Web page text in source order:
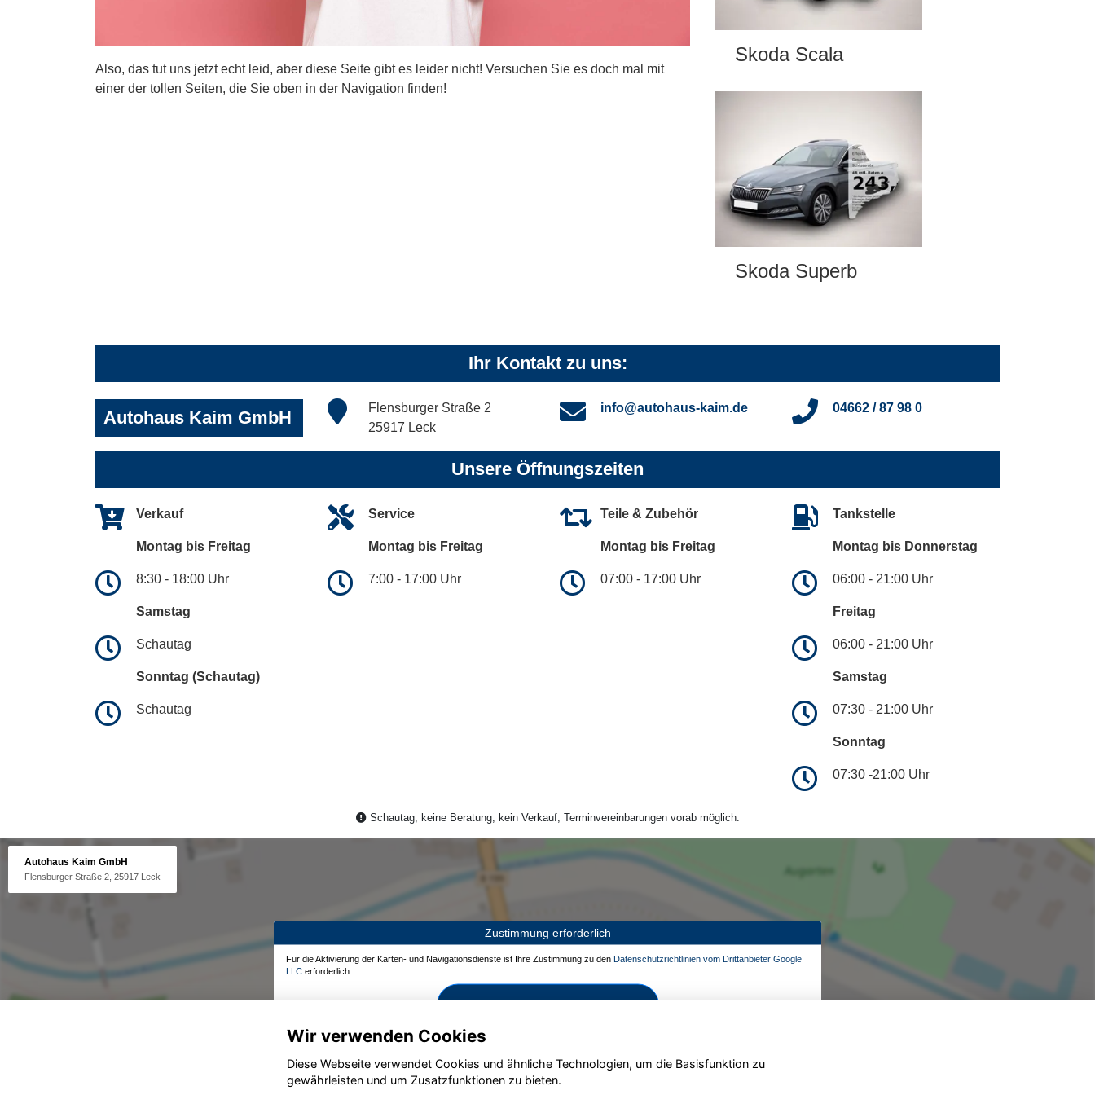
Also, das tut uns jetzt echt leid, aber diese Seite gibt es leider nicht! Versuchen Sie es doch mal mit
einer der tollen Seiten, die Sie oben in der Navigation finden!
Skoda Scala
Skoda Superb
Ihr Kontakt zu uns:
Autohaus Kaim GmbH
Flensburger Straße 2
25917 Leck
info@autohaus-kaim.de 04662 / 87 98 0
Unsere Öffnungszeiten
Verkauf
Montag bis Freitag
8:30 - 18:00 Uhr
Samstag
Schautag
Sonntag (Schautag)
Schautag
Service
Montag bis Freitag
7:00 - 17:00 Uhr
Teile & Zubehör
Montag bis Freitag
07:00 - 17:00 Uhr
Tankstelle
Montag bis Donnerstag
06:00 - 21:00 Uhr
Freitag
06:00 - 21:00 Uhr
Samstag
07:30 - 21:00 Uhr
Sonntag
07:30 -21:00 Uhr
Schautag, keine Beratung, kein Verkauf, Terminvereinbarungen vorab möglich.
Autohaus Kaim GmbH
Flensburger Straße 2, 25917 Leck
Zustimmung erforderlich
Für die Aktivierung der Karten- und Navigationsdienste ist Ihre Zustimmung zu den Datenschutzrichtlinien vom Drittanbieter Google
LLC erforderlich.
Zustimmen und aktivieren
Wir verwenden Cookies
Diese Webseite verwendet Cookies und ähnliche Technologien, um die Basisfunktion zu
gewährleisten und um Zusatzfunktionen zu bieten.